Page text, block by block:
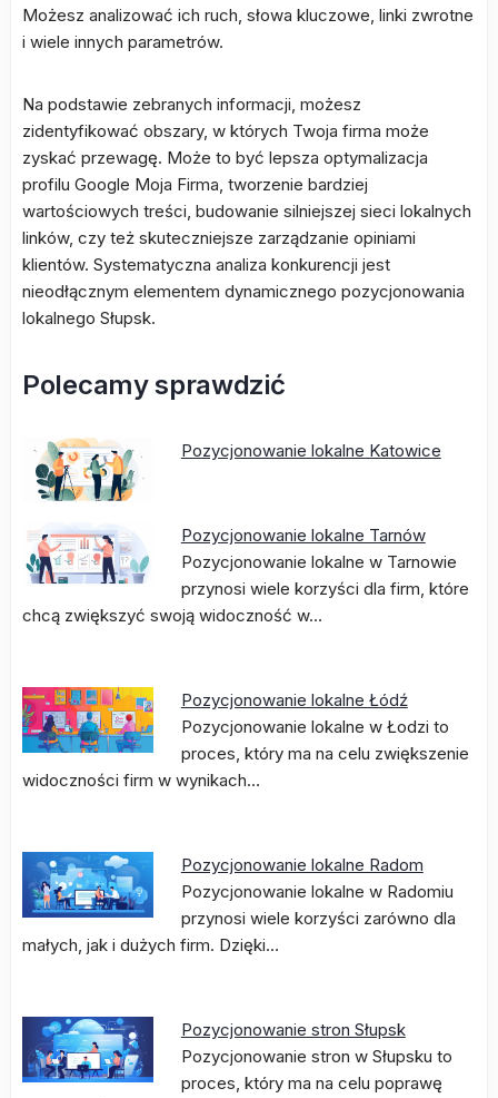
Możesz analizować ich ruch, słowa kluczowe, linki zwrotne
i wiele innych parametrów.
Na podstawie zebranych informacji, możesz
zidentyfikować obszary, w których Twoja firma może
zyskać przewagę. Może to być lepsza optymalizacja
profilu Google Moja Firma, tworzenie bardziej
wartościowych treści, budowanie silniejszej sieci lokalnych
linków, czy też skuteczniejsze zarządzanie opiniami
klientów. Systematyczna analiza konkurencji jest
nieodłącznym elementem dynamicznego pozycjonowania
lokalnego Słupsk.
Polecamy sprawdzić
Pozycjonowanie lokalne Katowice
Pozycjonowanie lokalne Tarnów
Pozycjonowanie lokalne w Tarnowie
przynosi wiele korzyści dla firm, które
chcą zwiększyć swoją widoczność w…
Pozycjonowanie lokalne Łódź
Pozycjonowanie lokalne w Łodzi to
proces, który ma na celu zwiększenie
widoczności firm w wynikach…
Pozycjonowanie lokalne Radom
Pozycjonowanie lokalne w Radomiu
przynosi wiele korzyści zarówno dla
małych, jak i dużych firm. Dzięki…
Pozycjonowanie stron Słupsk
Pozycjonowanie stron w Słupsku to
proces, który ma na celu poprawę